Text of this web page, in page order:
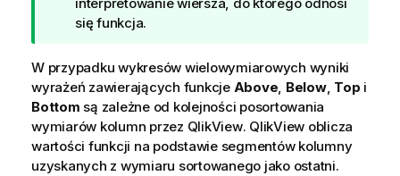
a
a
z
w
k
a
interpretowanie wiersza, do którego odnosi
się funkcja.
W przypadku wykresów wielowymiarowych wyniki
wyrażeń zawierających funkcje Above, Below, Top i
Bottom są zależne od kolejności posortowania
wymiarów kolumn przez QlikView. QlikView oblicza
wartości funkcji na podstawie segmentów kolumny
uzyskanych z wymiaru sortowanego jako ostatni.